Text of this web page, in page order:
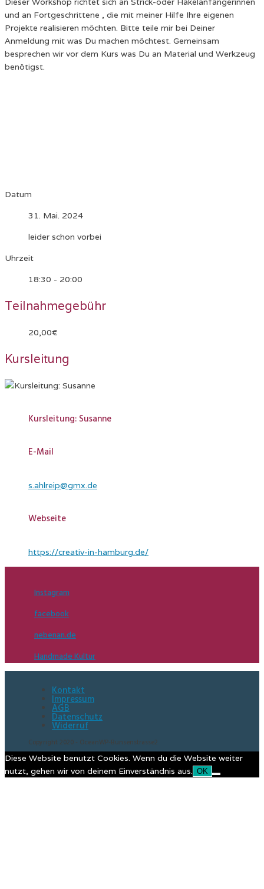
und an Fortgeschrittene , die mit meiner Hilfe Ihre eigenen
Projekte realisieren möchten. Bitte teile mir bei Deiner
Anmeldung mit was Du machen möchtest. Gemeinsam
besprechen wir vor dem Kurs was Du an Material und Werkzeug
benötigst.
Datum
31. Mai. 2024
leider schon vorbei
Uhrzeit
18:30 - 20:00
Teilnahmegebühr
20,00€
Kursleitung
Kursleitung: Susanne
E-Mail
s.ahlreip@gmx.de
Webseite
https://creativ-in-hamburg.de/
Instagram
facebook
nebenan.de
Handmade Kultur
Kontakt
Impressum
AGB
Datenschutz
Widerruf
Copyright 2020 - OceanWP-Bunsenstrasse2
Diese Website benutzt Cookies. Wenn du die Website weiter
nutzt, gehen wir von deinem Einverständnis aus. OK